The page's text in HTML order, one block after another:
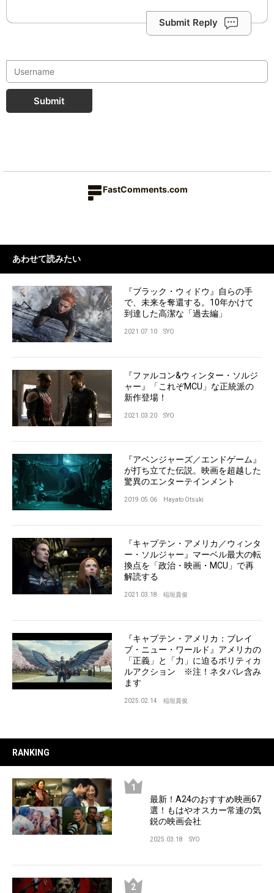
Submit Reply
Submit
FastComments.com
あわせて読みたい
『ブラック・ウィドウ』自らの手
で、未来を奪還する。10年かけて
到達した高潔な「過去編」
2021.07.10 SYO
『ファルコン&ウィンター・ソルジ
ャー』「これぞMCU」な正統派の
新作登場！
2021.03.20 SYO
『アベンジャーズ／エンドゲーム』
が打ち立てた伝説。映画を超越した
驚異のエンターテインメント
2019.05.06 Hayato Otsuki
『キャプテン・アメリカ／ウィンタ
ー・ソルジャー』マーベル最大の転
換点を「政治・映画・MCU」で再
解読する
2021.03.18 稲垣貴俊
『キャプテン・アメリカ：ブレイ
ブ・ニュー・ワールド』アメリカの
「正義」と「力」に迫るポリティカ
ルアクション ※注！ネタバレ含み
ます
2025.02.14 稲垣貴俊
RANKING
最新！A24のおすすめ映画67
選！もはやオスカー常連の気
鋭の映画会社
2025.03.18 SYO